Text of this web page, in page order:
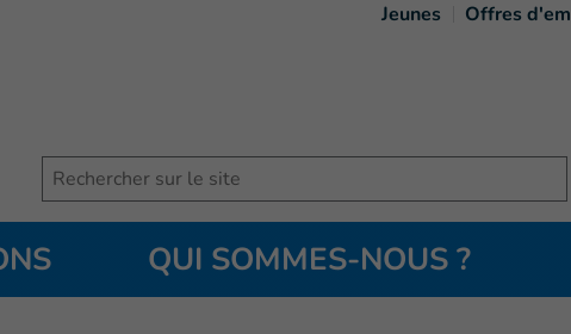
Jeunes Offres
Search
QUI SOMMES-NOUS ?